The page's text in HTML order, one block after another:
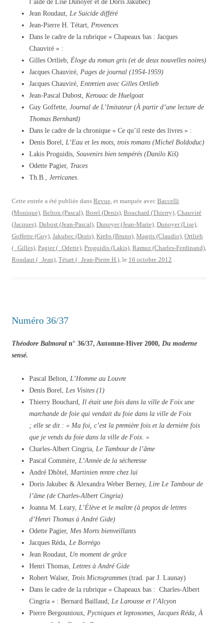
l’aide de Lise Dunoyer et de Doris Jakubec)
Jean Roudaut, Le Suicide différé
Jean-Pierre H. Tétart, Provences
Dans le cadre de la rubrique « Chapeaux bas : Jacques
Chauviré » :
Gilles Ortlieb, Éloge du roman gris (et de deux nouvelles noires)
Jacques Chauviré, Pages de journal (1954-1959)
Jacques Chauviré, Entretien avec Gilles Ortlieb
Jean-Pascal Dubost, Kerouac de Huelgoat
Guy Goffette, Journal de L’Imitateur (À partir d’une lecture de
Thomas Bernhard)
Dans le cadre de la chronique « Ce qu’il reste des livres » :
Denis Borel, L’Eau et les mots, trois romans (Michel Boldoduc)
Lakis Proguidis, Souvenirs bien tempérés (Danilo Kiš)
Odette Pagier, Traces
Th.B., Jerricanes.
Cette entrée a été publiée dans Revue, et marquée avec Baccelli
(Monique), Belton (Pascal), Borel (Denis), Bouchard (Thierry), Chauviré
(Jacques), Dubost (Jean-Pascal), Dunoyer (Jean-Marie), Dunoyer (Lise),
Goffette (Guy), Jakubec (Doris), Krebs (Bruno), Magris (Claudio), Ortlieb
( Gilles), Pagier ( Odette), Proguidis (Lakis), Ramuz (Charles-Ferdinand),
Roudaut ( Jean), Tétart ( Jean-Pierre H.), le 16 octobre 2012 .
Numéro 36/37
Théodore Balmoral n° 36/37, Automne-Hiver 2000, Du moderne
sensé.
Pascal Belton, L’Homme au Louvre
Denis Borel, Les Visites (1)
Thierry Bouchard, Il était une fois dans la ville de Foix une
marchande de foie qui vendait du foie dans la ville de Foix
; elle se dit : « Ma foi, c’est la première fois et la dernière fois
que je vends du foie dans la ville de Foix. »
Charles-Albert Cingria, Le Tambour de l’âme
Pascal Commère, L’Année de la sécheresse
André Dhôtel, Martinien rentre chez lui
Doris Jakubec & Alexandra Weber Berney, Lire Le Tambour de
l’âme (de Charles-Albert Cingria)
Joanna M. Leary, L’Élève et le maître (à propos de lettres
d’Henri Thomas à André Gide)
Odette Pagier, Mes Morts bienveillants
Jacques Réda, Le Borrégo
Jean Roudaut, Un moment de grâce
Henri Thomas, Lettres à André Gide
Robert Walser, Trois Microgrammes (trad. par J. Launay)
Dans le cadre de la rubrique « Chapeaux bas : Charles-Albert
Cingria » : Bernard Baillaud, Le Larousse et l’Alcyon
Pierre Bergounioux, Pycniques et leptosomes, Jacques Réda, À